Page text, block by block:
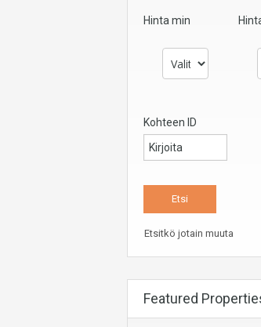
Hinta min
Kohteen ID
Etsitkö jotain muuta
Featured